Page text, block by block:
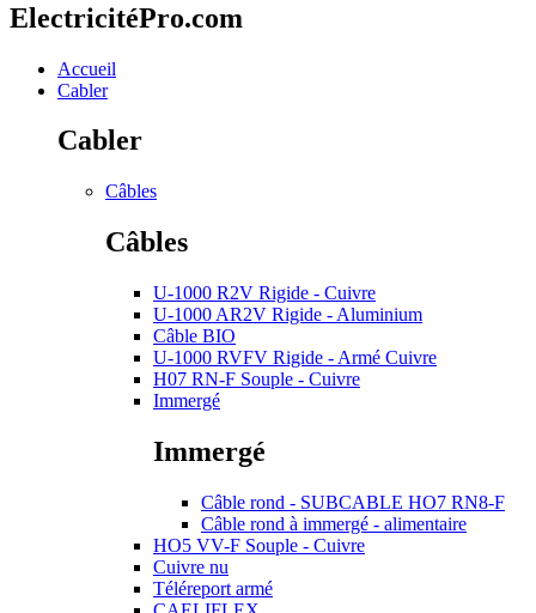
ElectricitéPro.com
Accueil
Cabler
Cabler
Câbles
Câbles
U-1000 R2V Rigide - Cuivre
U-1000 AR2V Rigide - Aluminium
Câble BIO
U-1000 RVFV Rigide - Armé Cuivre
H07 RN-F Souple - Cuivre
Immergé
Immergé
Câble rond - SUBCABLE HO7 RN8-F
Câble rond à immergé - alimentaire
HO5 VV-F Souple - Cuivre
Cuivre nu
Téléreport armé